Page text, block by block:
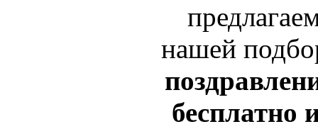
нашей
бесплатно